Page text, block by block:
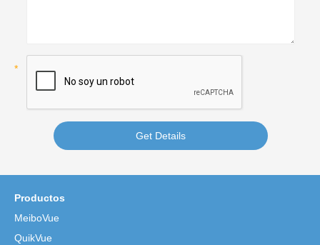
Get Details
Productos
MeiboVue
QuikVue